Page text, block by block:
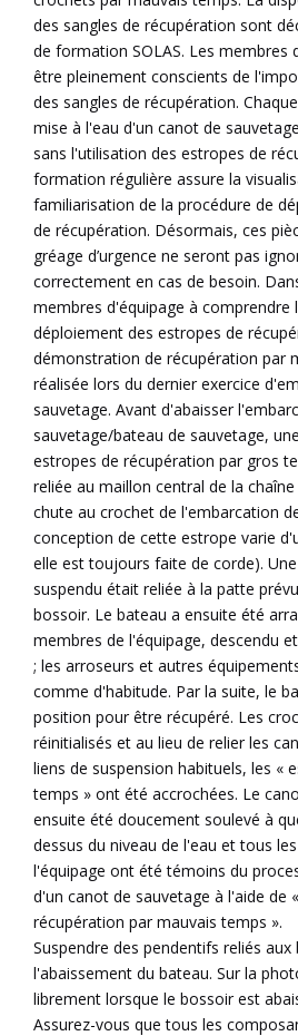
des sangles de récupération sont
de formation SOLAS. Les membres
être pleinement conscients de
des sangles de récupération.
mise à l'eau d'un canot de
sans l'utilisation des estropes de
formation régulière assure la
familiarisation de la procédure de
de récupération. Désormais, ces
gréage d’urgence ne seront pas
correctement en cas de besoin.
membres d'équipage à comprendre
déploiement des estropes de
démonstration de récupération par
réalisée lors du dernier exercice
sauvetage. Avant d'abaisser
sauvetage/bateau de sauvetage,
estropes de récupération par gros
reliée au maillon central de la
chute au crochet de l'embarcation
conception de cette estrope varie
elle est toujours faite de corde).
suspendu était reliée à la patte
bossoir. Le bateau a ensuite été
membres de l'équipage, descendu
; les arroseurs et autres
comme d'habitude. Par la suite, le
position pour être récupéré. Les
réinitialisés et au lieu de relier les
liens de suspension habituels, les «
temps » ont été accrochées. Le
ensuite été doucement soulevé à
dessus du niveau de l'eau et tous
l'équipage ont été témoins du
d'un canot de sauvetage à l'aide de
récupération par mauvais temps ».
Suspendre des pendentifs reliés
l'abaissement du bateau. Sur la
librement lorsque le bossoir est
Assurez-vous que tous les